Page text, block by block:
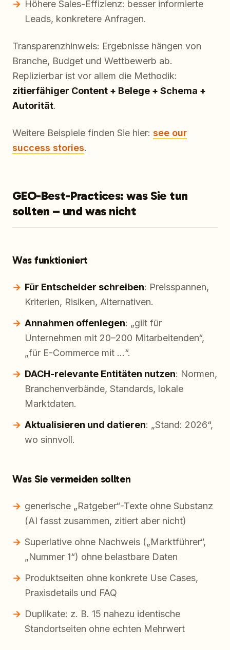
Höhere Sales-Effizienz: besser informierte
Leads, konkretere Anfragen.
Transparenzhinweis: Ergebnisse hängen von
Branche, Budget und Wettbewerb ab.
Replizierbar ist vor allem die Methodik:
zitierfähiger Content + Belege + Schema +
Autorität.
Weitere Beispiele finden Sie hier: see our
success stories.
GEO-Best-Practices: was Sie tun
sollten – und was nicht
Was funktioniert
Für Entscheider schreiben: Preisspannen,
Kriterien, Risiken, Alternativen.
Annahmen offenlegen: „gilt für
Unternehmen mit 20–200 Mitarbeitenden“,
„für E-Commerce mit …“.
DACH-relevante Entitäten nutzen: Normen,
Branchenverbände, Standards, lokale
Marktdaten.
Aktualisieren und datieren: „Stand: 2026“,
wo sinnvoll.
Was Sie vermeiden sollten
generische „Ratgeber“-Texte ohne Substanz
(AI fasst zusammen, zitiert aber nicht)
Superlative ohne Nachweis („Marktführer“,
„Nummer 1“) ohne belastbare Daten
Produktseiten ohne konkrete Use Cases,
Praxisdetails und FAQ
Duplikate: z. B. 15 nahezu identische
Standortseiten ohne echten Mehrwert